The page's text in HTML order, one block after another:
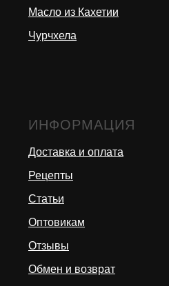
Масло из Кахетии
Чурчхела
ИНФОРМАЦИЯ
Доставка и оплата
Рецепты
Статьи
Оптовикам
Отзывы
Обмен и возврат